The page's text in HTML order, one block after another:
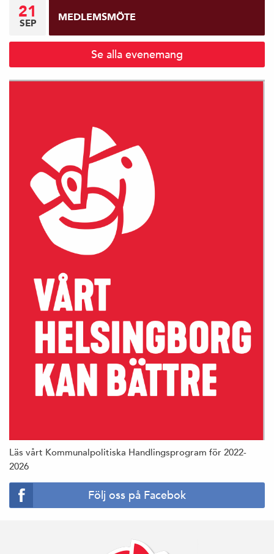
21
SEP MEDLEMSMÖTE
Se alla evenemang
Läs vårt Kommunalpolitiska Handlingsprogram för 2022-
2026
Följ oss på Facebok